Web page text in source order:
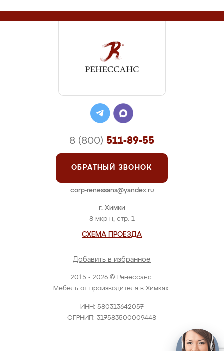
2015 - 2026 © Ренессанс.
Мебель от производителя в Химках.
ИНН: 580313642057
ОГРНИП: 317583500009448
г. Химки
8 мкр-н, стр. 1
СХЕМА ПРОЕЗДА
Добавить в избранное
8 (800) 511-89-55
ОБРАТНЫЙ ЗВОНОК
corp-renessans@yandex.ru